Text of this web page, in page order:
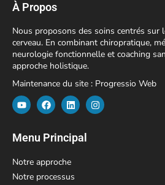
À Propos
Nous proposons des soins centrés sur
cerveau. En combinant chiropratique,
neurologie fonctionnelle et coaching
approche holistique.
Maintenance du site : Progressio Web
Menu Principal
Notre approche
Notre processus